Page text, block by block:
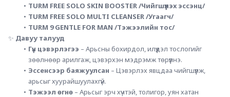
TURM FREE SOLO SKIN BOOSTER /Чийгшүүлэх эссэнц/
TURM FREE SOLO MULTI CLEANSER /Угаагч/
TURM 9 GENTLE FOR MAN /Тэжээлийн тос/
✨ Давуу талууд
Гүн цэвэрлэгээ – Арьсны бохирдол, илүүдэл тослогийг
зөөлнөөр арилгаж, цэвэрхэн мэдрэмж төрүүлнэ.
Эссенсээр баяжуулсан – Цэвэрлэх явцдаа чийгшүүлж,
арьсыг хуурайшуулахгүй.
Тэжээл өгнө – Арьсыг эрч хүчтэй, толигор, уян хатан